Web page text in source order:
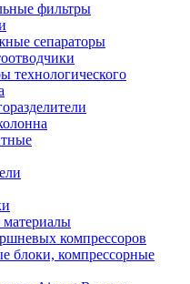
фильтры
сепараторы
технологического
материалы
компрессоров
блоки, компрессорные